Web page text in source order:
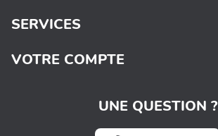
UNE QUESTION ?
SERVICES
VOTRE COMPTE